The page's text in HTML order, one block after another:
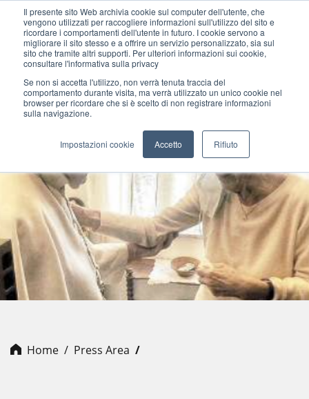
Il presente sito Web archivia cookie sul computer dell'utente, che
vengono utilizzati per raccogliere informazioni sull'utilizzo del sito e
ricordare i comportamenti dell'utente in futuro. I cookie servono a
migliorare il sito stesso e a offrire un servizio personalizzato, sia sul
sito che tramite altri supporti. Per ulteriori informazioni sui cookie,
consultare l'informativa sulla privacy
Se non si accetta l'utilizzo, non verrà tenuta traccia del
comportamento durante visita, ma verrà utilizzato un unico cookie nel
browser per ricordare che si è scelto di non registrare informazioni
sulla navigazione.
Impostazioni cookie Accetto Rifiuto
MENU
Home Press Area